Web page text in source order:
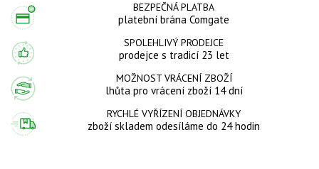
BEZPEČNÁ PLATBA
platební brána Comgate
SPOLEHLIVÝ PRODEJCE
prodejce s tradicí 23 let
MOŽNOST VRÁCENÍ ZBOŽÍ
lhůta pro vrácení zboží 14 dní
RYCHLÉ VYŘÍZENÍ OBJEDNÁVKY
zboží skladem odesíláme do 24 hodin